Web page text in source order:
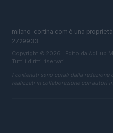
milano-cortina.com è una
2729933
Copyright © 2026 · Edito da AdHub
Tutti i diritti riservati
I contenuti sono curati dalla
realizzati in collaborazione con autori